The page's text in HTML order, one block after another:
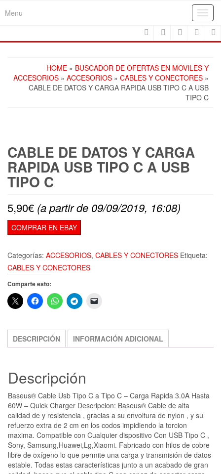
Menu
HOME » BUSCADOR DE OFERTAS EN MOVILES Y
ACCESORIOS » ACCESORIOS » CABLES Y CONECTORES »
CABLE DE DATOS Y CARGA RAPIDA USB TIPO C A USB
TIPO C
CABLE DE DATOS Y CARGA
RAPIDA USB TIPO C A USB
TIPO C
5,90€ (a partir de 09/09/2019, 16:08)
COMPRAR EN EBAY
Categorías: ACCESORIOS, CABLES Y CONECTORES Etiqueta:
CABLES Y CONECTORES
Comparte esto:
DESCRIPCIÓN INFORMACIÓN ADICIONAL
Descripción
Baseus® Cable Usb Tipo C a Tipo C – Carga Rapida 3.0A Hasta
60W – Quick Charger Descripcion: Baseus® Cable de alta
calidad de y resistencia , gracias a su envoltura de nylon , y su
refuerzo extra de 2 cm en los codos impidiendo la torcion
maxima. Compatible con Cualquier dispositivo Con USB Tipo C ,
Sony, Samsung,Huawei,Lg,Xiaomi. Fabricado con hilos de cobre
libre de oxígeno lo que permite una carga y transmisión de datos
estable. Todas estas características junto a un acabado de gran